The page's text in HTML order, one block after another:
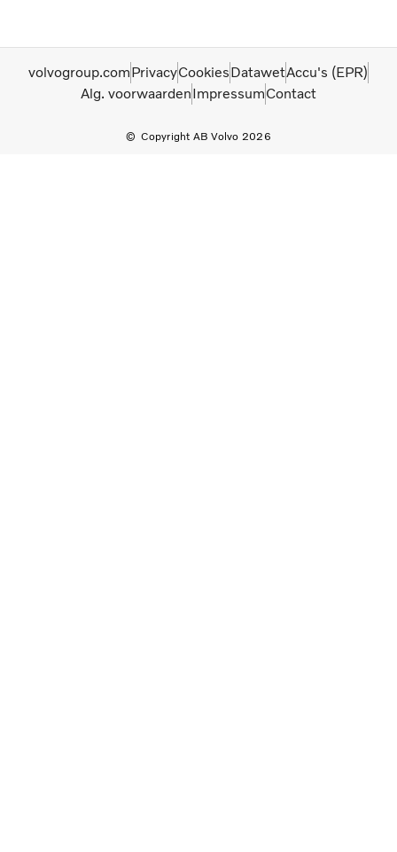
Copyright AB Volvo 2026
volvogroup.comPrivacyCookiesDatawetAccu's (EPR)
Alg. voorwaardenImpressumContact